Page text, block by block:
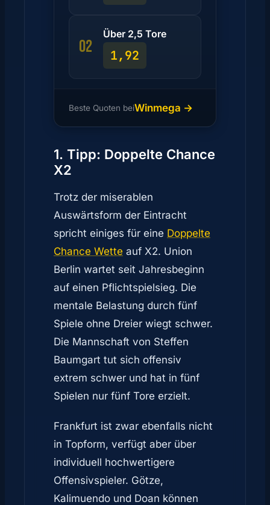
02
Über 2,5 Tore
1,92
Beste Quoten beiWinmega →
1. Tipp: Doppelte Chance
X2
Trotz der miserablen
Auswärtsform der Eintracht
spricht einiges für eine Doppelte
Chance Wette auf X2. Union
Berlin wartet seit Jahresbeginn
auf einen Pflichtspielsieg. Die
mentale Belastung durch fünf
Spiele ohne Dreier wiegt schwer.
Die Mannschaft von Steffen
Baumgart tut sich offensiv
extrem schwer und hat in fünf
Spielen nur fünf Tore erzielt.
Frankfurt ist zwar ebenfalls nicht
in Topform, verfügt aber über
individuell hochwertigere
Offensivspieler. Götze,
Kalimuendo und Doan können